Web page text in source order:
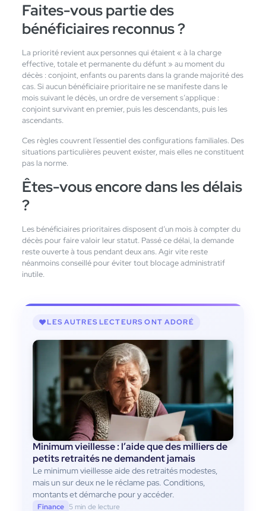
Faites-vous partie des
bénéficiaires reconnus ?
La priorité revient aux personnes qui étaient « à la charge
effective, totale et permanente du défunt » au moment du
décès : conjoint, enfants ou parents dans la grande majorité des
cas. Si aucun bénéficiaire prioritaire ne se manifeste dans le
mois suivant le décès, un ordre de versement s’applique :
conjoint survivant en premier, puis les descendants, puis les
ascendants.
Ces règles couvrent l’essentiel des configurations familiales. Des
situations particulières peuvent exister, mais elles ne constituent
pas la norme.
Êtes-vous encore dans les délais
?
Les bénéficiaires prioritaires disposent d’un mois à compter du
décès pour faire valoir leur statut. Passé ce délai, la demande
reste ouverte à tous pendant deux ans. Agir vite reste
néanmoins conseillé pour éviter tout blocage administratif
inutile.
LES AUTRES LECTEURS ONT ADORÉ
Minimum vieillesse : l’aide que des milliers de
petits retraités ne demandent jamais
Le minimum vieillesse aide des retraités modestes,
mais un sur deux ne le réclame pas. Conditions,
montants et démarche pour y accéder.
Finance 5 min de lecture